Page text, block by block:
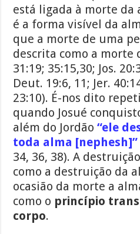
está ligada à morte da
é a forma visível da
que a morte de uma
descrita como a morte
31:19; 35:15,30; Jos.
Deut. 19:6, 11; Jer.
23:10). É-nos dito
quando Josué
além do Jordão“ele
toda alma [nephesh]”
34, 36, 38). A
como a destruição da
ocasião da morte a
como o princípio
corpo.